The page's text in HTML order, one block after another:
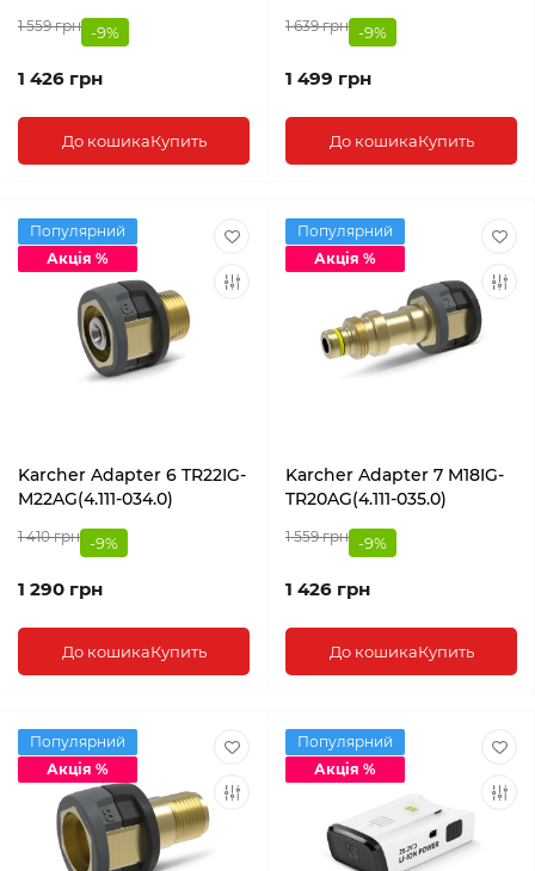
1 559 грн -9%
1 426 грн
До кошикаКупить
1 639 грн -9%
1 499 грн
До кошикаКупить
Популярний
Акція %
Karcher Adapter 6 TR22IG-
M22AG(4.111-034.0)
1 410 грн -9%
1 290 грн
До кошикаКупить
Популярний
Акція %
Karcher Adapter 7 M18IG-
TR20AG(4.111-035.0)
1 559 грн -9%
1 426 грн
До кошикаКупить
Популярний
Акція %
Популярний
Акція %